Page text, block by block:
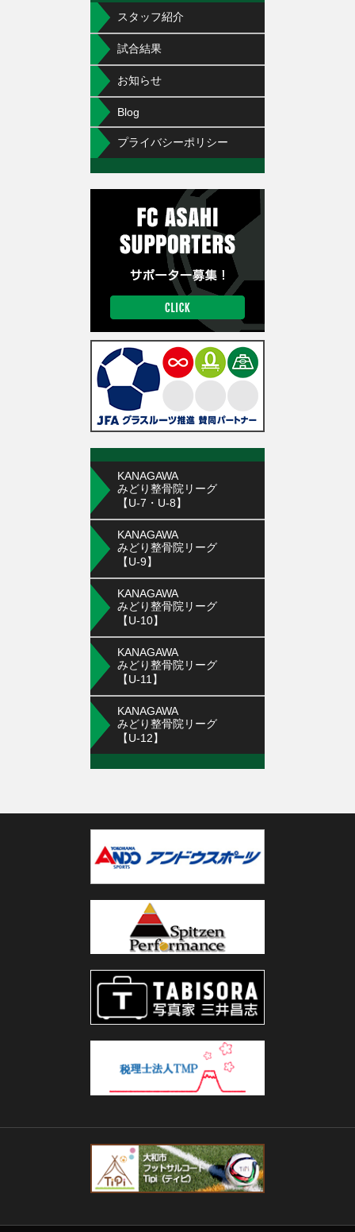
スタッフ紹介
試合結果
お知らせ
Blog
プライバシーポリシー
KANAGAWA
みどり整骨院リーグ
【U-7・U-8】
KANAGAWA
みどり整骨院リーグ
【U-9】
KANAGAWA
みどり整骨院リーグ
【U-10】
KANAGAWA
みどり整骨院リーグ
【U-11】
KANAGAWA
みどり整骨院リーグ
【U-12】